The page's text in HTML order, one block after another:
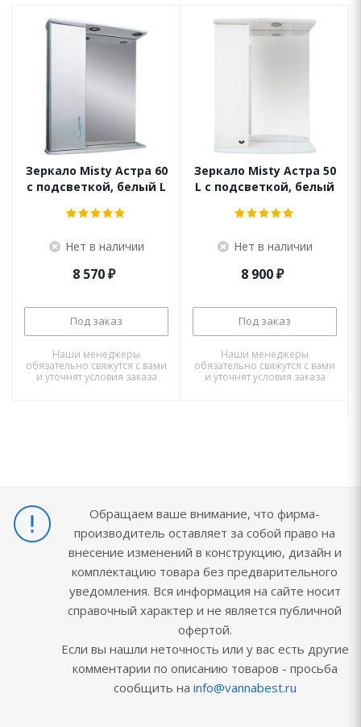
Зеркало Misty Астра 60
с подсветкой, белый L
Нет в наличии
8 570₽
Под заказ
Наши менеджеры
обязательно свяжутся с вами
и уточнят условия заказа
Зеркало Misty Астра 50
L с подсветкой, белый
Нет в наличии
8 900₽
Под заказ
Наши менеджеры
обязательно свяжутся с вами
и уточнят условия заказа
Обращаем ваше внимание, что фирма-
производитель оставляет за собой право на
внесение изменений в конструкцию, дизайн и
комплектацию товара без предварительного
уведомления. Вся информация на сайте носит
справочный характер и не является публичной
офертой.
Если вы нашли неточность или у вас есть другие
комментарии по описанию товаров - просьба
сообщить на info@vannabest.ru